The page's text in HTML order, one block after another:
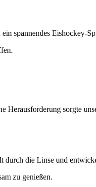
spannendes Eishockey-
Herausforderung sorgte
die Linse und
zu genießen.